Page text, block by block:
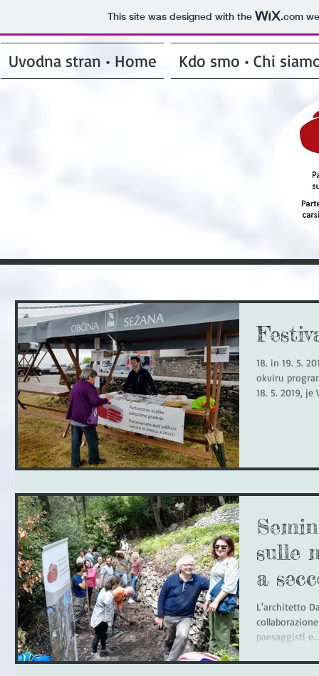
This site was designed with the .com
Uvodna stran • Home Kdo smo • Chi
18. in 19. 5.
okviru
18. 5. 2019, je
sulle
a
L'architetto
paesaggisti e...